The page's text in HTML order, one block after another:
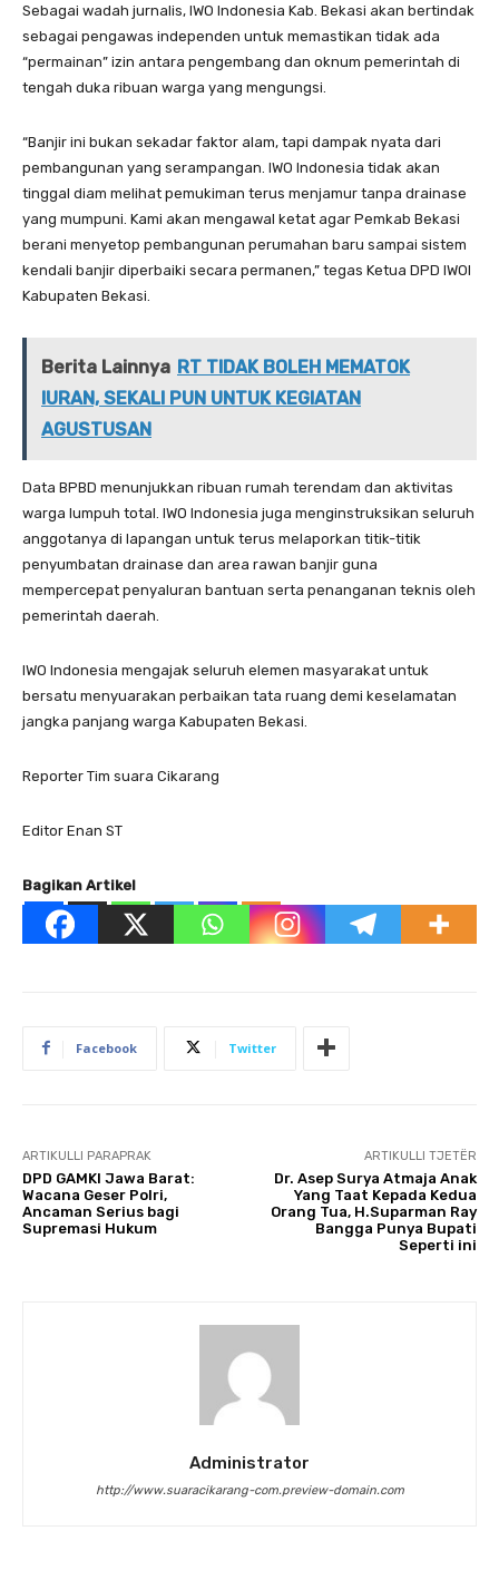
Sebagai wadah jurnalis, IWO Indonesia Kab. Bekasi akan bertindak
sebagai pengawas independen untuk memastikan tidak ada
“permainan” izin antara pengembang dan oknum pemerintah di
tengah duka ribuan warga yang mengungsi.
“Banjir ini bukan sekadar faktor alam, tapi dampak nyata dari
pembangunan yang serampangan. IWO Indonesia tidak akan
tinggal diam melihat pemukiman terus menjamur tanpa drainase
yang mumpuni. Kami akan mengawal ketat agar Pemkab Bekasi
berani menyetop pembangunan perumahan baru sampai sistem
kendali banjir diperbaiki secara permanen,” tegas Ketua DPD IWOI
Kabupaten Bekasi.
Berita Lainnya RT TIDAK BOLEH MEMATOK
IURAN, SEKALI PUN UNTUK KEGIATAN
AGUSTUSAN
Data BPBD menunjukkan ribuan rumah terendam dan aktivitas
warga lumpuh total. IWO Indonesia juga menginstruksikan seluruh
anggotanya di lapangan untuk terus melaporkan titik-titik
penyumbatan drainase dan area rawan banjir guna
mempercepat penyaluran bantuan serta penanganan teknis oleh
pemerintah daerah.
IWO Indonesia mengajak seluruh elemen masyarakat untuk
bersatu menyuarakan perbaikan tata ruang demi keselamatan
jangka panjang warga Kabupaten Bekasi.
Reporter Tim suara Cikarang
Editor Enan ST
Bagikan Artikel
Facebook Twitter
ARTIKULLI PARAPRAK
DPD GAMKI Jawa Barat:
Wacana Geser Polri,
Ancaman Serius bagi
Supremasi Hukum
ARTIKULLI TJETËR
Dr. Asep Surya Atmaja Anak
Yang Taat Kepada Kedua
Orang Tua, H.Suparman Ray
Bangga Punya Bupati
Seperti ini
Administrator
http://www.suaracikarang-com.preview-domain.com